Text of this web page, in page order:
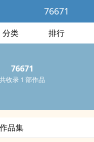
76671
分类 排行
76671
共收录 1 部作品
品集